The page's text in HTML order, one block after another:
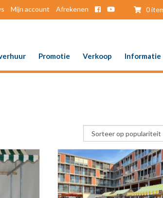
0
Mijn account Afrekenen
Promotie Verkoop Informatie